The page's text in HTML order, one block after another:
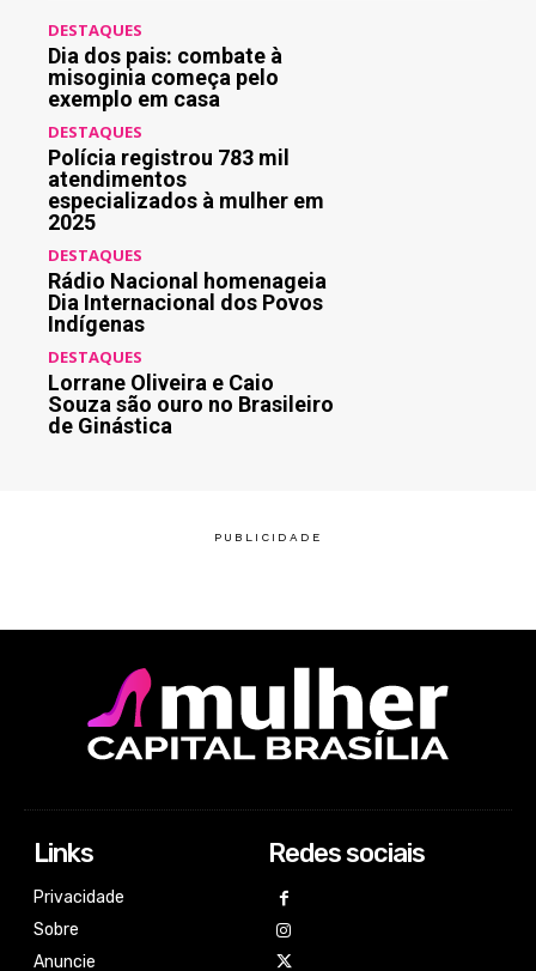
DESTAQUES
Dia dos pais: combate à
misoginia começa pelo
exemplo em casa
DESTAQUES
Polícia registrou 783 mil
atendimentos
especializados à mulher em
2025
DESTAQUES
Rádio Nacional homenageia
Dia Internacional dos Povos
Indígenas
DESTAQUES
Lorrane Oliveira e Caio
Souza são ouro no Brasileiro
de Ginástica
Links
Privacidade
Sobre
Anuncie
Redes sociais